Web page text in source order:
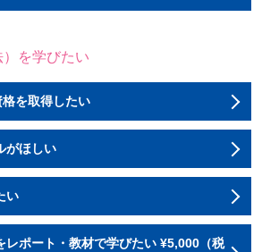
を学びたい
を取得したい
がほしい
い
レポート・教材で学びたい ¥5,000（税